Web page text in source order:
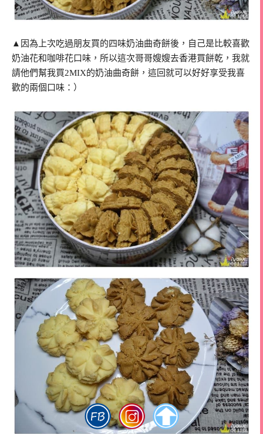
▲因為上次吃過朋友買的四味奶油曲奇餅後，自己是比較喜歡
奶油花和咖啡花口味，所以這次哥哥嫂嫂去香港買餅乾，我就
請他們幫我買2MIX的奶油曲奇餅，這回就可以好好享受我喜
歡的兩個口味：）